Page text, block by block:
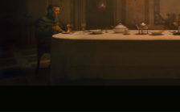
战场，视战争为
是在侃侃而谈